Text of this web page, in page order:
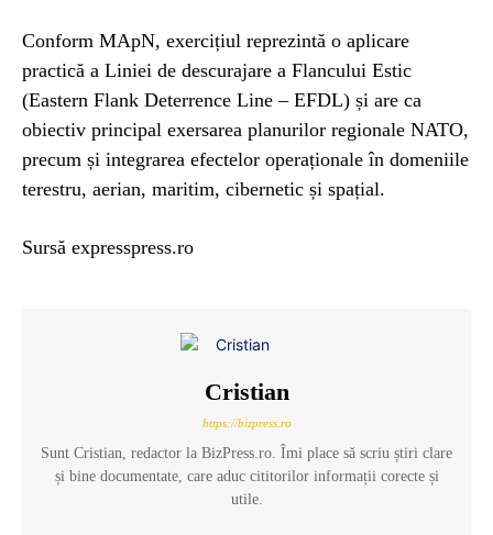
Conform MApN, exercițiul reprezintă o aplicare
practică a Liniei de descurajare a Flancului Estic
(Eastern Flank Deterrence Line – EFDL) și are ca
obiectiv principal exersarea planurilor regionale NATO,
precum și integrarea efectelor operaționale în domeniile
terestru, aerian, maritim, cibernetic și spațial.
Sursă expresspress.ro
Cristian
https://bizpress.ro
Sunt Cristian, redactor la BizPress.ro. Îmi place să scriu știri clare
și bine documentate, care aduc cititorilor informații corecte și
utile.